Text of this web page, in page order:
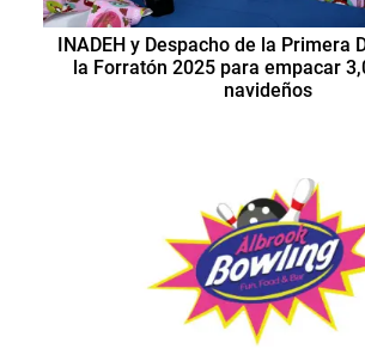
INADEH y Despacho de la Primera
la Forratón 2025 para empacar
navideños